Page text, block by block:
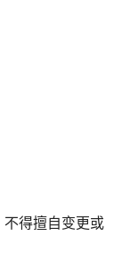
不得擅自变更或